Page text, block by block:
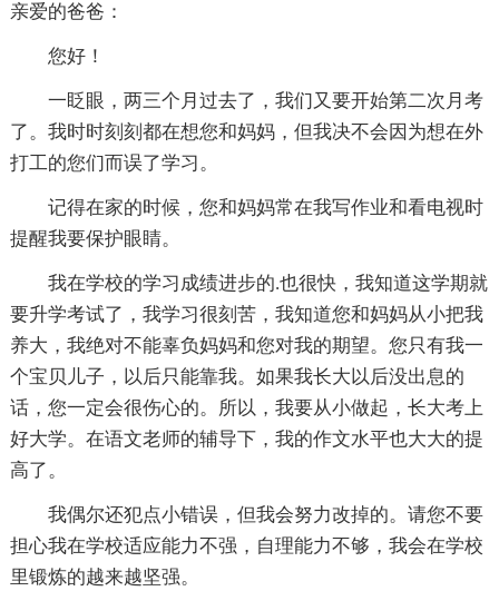
亲爱的爸爸：
您好！
一眨眼，两三个月过去了，我们又要开始第二次月考
了。我时时刻刻都在想您和妈妈，但我决不会因为想在外
打工的您们而误了学习。
记得在家的时候，您和妈妈常在我写作业和看电视时
提醒我要保护眼睛。
我在学校的学习成绩进步的.也很快，我知道这学期就
要升学考试了，我学习很刻苦，我知道您和妈妈从小把我
养大，我绝对不能辜负妈妈和您对我的期望。您只有我一
个宝贝儿子，以后只能靠我。如果我长大以后没出息的
话，您一定会很伤心的。所以，我要从小做起，长大考上
好大学。在语文老师的辅导下，我的作文水平也大大的提
高了。
我偶尔还犯点小错误，但我会努力改掉的。请您不要
担心我在学校适应能力不强，自理能力不够，我会在学校
里锻炼的越来越坚强。